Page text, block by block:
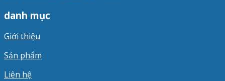
danh mục
Giới thiệu
Sản phẩm
Liên hệ